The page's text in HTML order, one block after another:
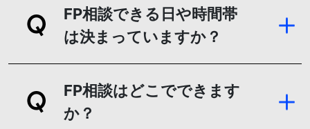
FP相談できる日や時間帯
は決まっていますか？
FP相談はどこでできます
か？